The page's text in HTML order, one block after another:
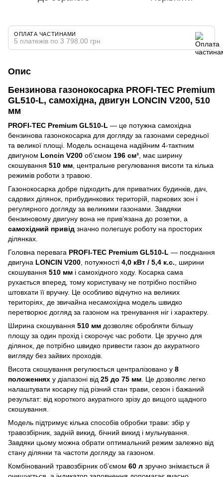
ОПЛАТА ЧАСТИНАМИ
5 платежів по 3 798.00 грн
Опис
Бензинова газонокосарка PROFI-TEC Premium
GL510-L, самохідна, двигун LONCIN V200, 510
мм
PROFI-TEC Premium GL510-L — це потужна самохідна
бензинова газонокосарка для догляду за газонами середньої
та великої площі. Модель оснащена надійним 4-тактним
двигуном Loncin V200 об’ємом 196 см³ , має ширину
скошування 510 мм , центральне регулювання висоти та кілька
режимів роботи з травою.
Газонокосарка добре підходить для приватних будинків, дач,
садових ділянок, прибудинкових територій, паркових зон і
регулярного догляду за великими газонами. Завдяки
бензиновому двигуну вона не прив’язана до розетки, а
самохідний привід значно полегшує роботу на просторих
ділянках.
Головна перевага PROFI-TEC Premium GL510-L — поєднання
двигуна LONCIN V200 , потужності 4,0 кВт / 5,4 к.с. , ширини
скошування 510 мм і самохідного ходу. Косарка сама
рухається вперед, тому користувачу не потрібно постійно
штовхати її вручну. Це особливо відчутно на великих
територіях, де звичайна несамохідна модель швидко
перетворює догляд за газоном на тренування ніг і характеру.
Ширина скошування 510 мм дозволяє обробляти більшу
площу за один прохід і скорочує час роботи. Це зручно для
ділянок, де потрібно швидко привести газон до акуратного
вигляду без зайвих проходів.
Висота скошування регулюється централізовано у 8
положеннях у діапазоні від 25 до 75 мм . Це дозволяє легко
налаштувати косарку під різний стан трави, сезон і бажаний
результат: від короткого акуратного зрізу до вищого щадного
скошування.
Модель підтримує кілька способів обробки трави: збір у
травозбірник, задній викид, бічний викид і мульчування.
Завдяки цьому можна обрати оптимальний режим залежно від
стану ділянки та частоти догляду за газоном.
Комбінований травозбірник об’ємом 60 л зручно знімається й